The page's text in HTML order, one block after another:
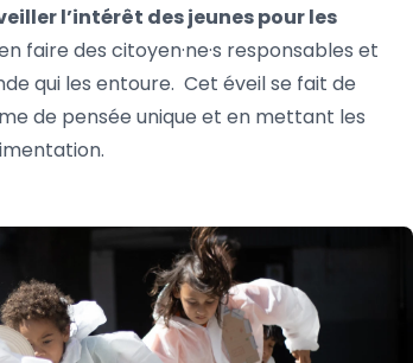
l’intérêt des jeunes pour les
faire des citoyen·ne·s responsables et
qui les entoure. Cet éveil se fait de
de pensée unique et en mettant les